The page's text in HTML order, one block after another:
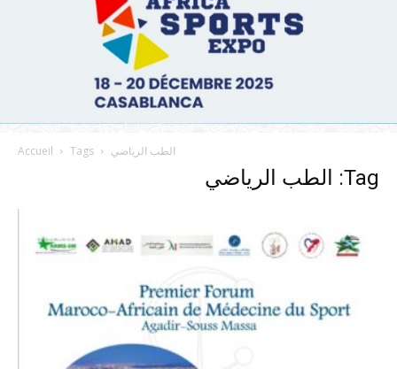
Accueil Tags الطب الرياضي
Tag: الطب الرياضي